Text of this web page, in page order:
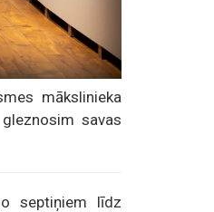
mākslinieka
savas
septiņiem līdz